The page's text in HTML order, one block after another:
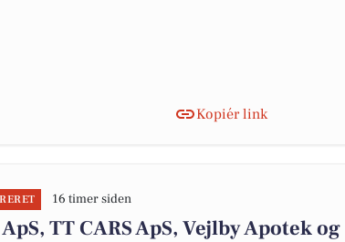
Kopiér link
16 timer siden
TT CARS ApS, Vejlby Apotek